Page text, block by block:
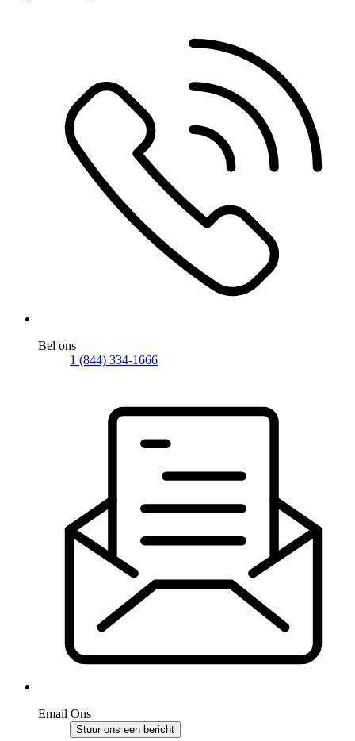
Bel ons
1 (844) 334-1666
Email Ons
Stuur ons een bericht